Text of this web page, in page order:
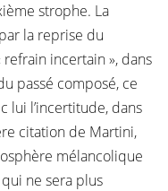
strophe. La
la reprise du
incertain », dans
passé composé, ce
lui l’incertitude, dans
citation de Martini,
mélancolique
ne sera plus